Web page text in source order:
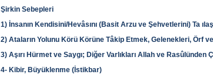
Şirkin Sebepleri
1) İnsanın Kendisini/Hevâsını (Basit Arzu ve Şehvetlerini) Ta
2) Ataların Yolunu Körü Körüne Tâkip Etmek, Gelenekleri, Örf
3) Aşırı Hürmet ve Saygı; Diğer Varlıkları Allah ve Rasûlünden
4- Kibir, Büyüklenme (İstikbar)